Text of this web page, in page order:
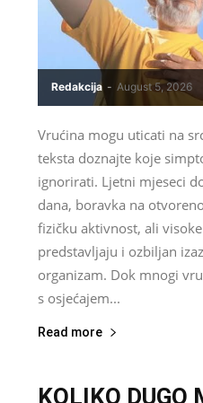
Redakcija - August 5, 2026
Vrućina mogu uticati na
teksta doznajte koje
ignorirati. Ljetni mjeseci
dana, boravka na
fizičku aktivnost, ali
predstavljaju i ozbiljan
organizam. Dok mnogi
s osjećajem...
Read more
KOLIKO DUGO